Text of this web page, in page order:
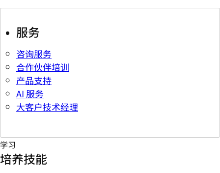
服务
咨询服务
合作伙伴培训
产品支持
AI 服务
大客户技术经理
学习
培养技能